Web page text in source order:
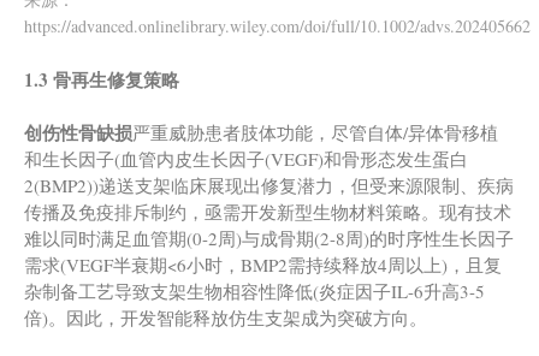
https://advanced.onlinelibrary.wiley.com/doi/full/10.1002/advs.202405662
1.3 骨再生修复策略
创伤性骨缺损严重威胁患者肢体功能，尽管自体/异体骨移植
和生长因子(血管内皮生长因子(VEGF)和骨形态发生蛋白
2(BMP2))递送支架临床展现出修复潜力，但受来源限制、疾病
传播及免疫排斥制约，亟需开发新型生物材料策略。现有技术
难以同时满足血管期(0-2周)与成骨期(2-8周)的时序性生长因子
需求(VEGF半衰期<6小时，BMP2需持续释放4周以上)，且复
杂制备工艺导致支架生物相容性降低(炎症因子IL-6升高3-5
倍)。因此，开发智能释放仿生支架成为突破方向。